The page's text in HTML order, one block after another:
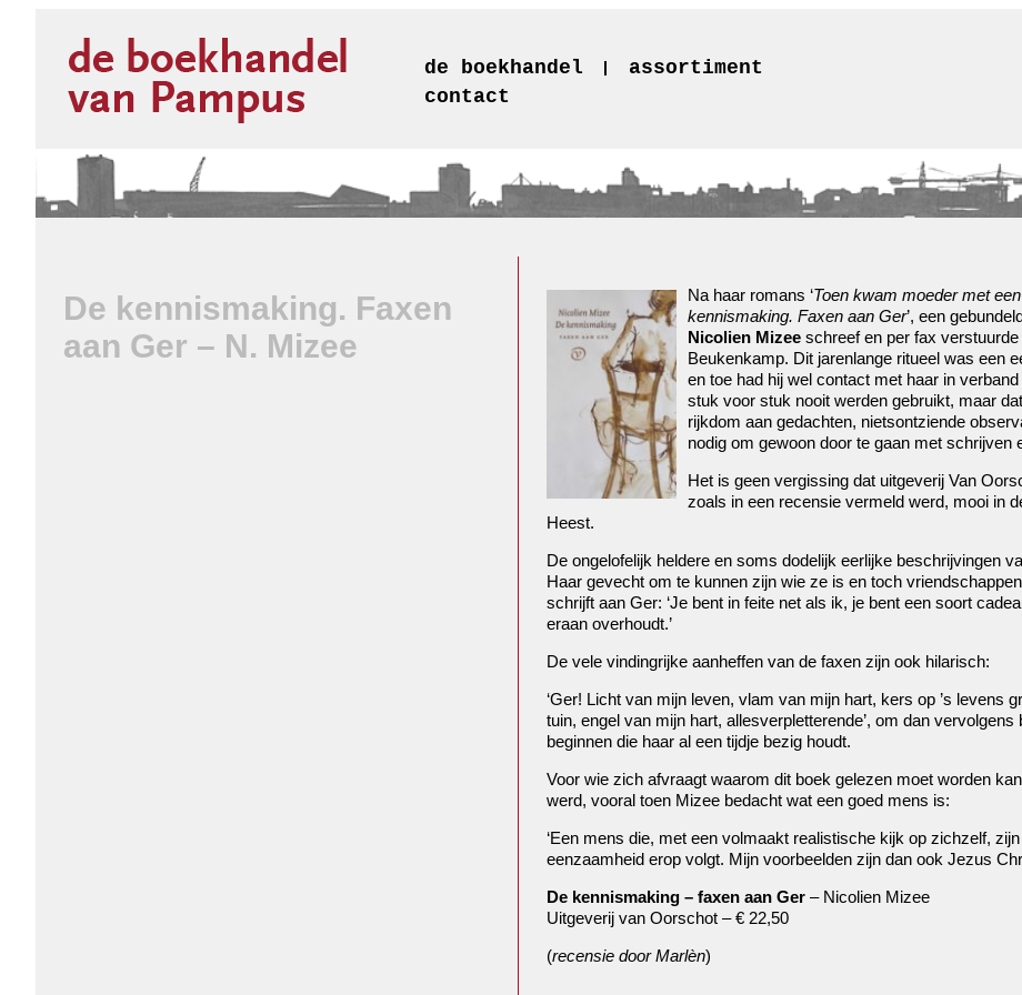
de boekhandel
assortiment
contact
De kennismaking. Faxen
aan Ger – N. Mizee
Na haar romans ‘Toen kwam moeder met
kennismaking. Faxen aan Ger’, een
Nicolien Mizee schreef en per fax
Beukenkamp. Dit jarenlange ritueel was een
en toe had hij wel contact met haar in
stuk voor stuk nooit werden gebruikt, maar
rijkdom aan gedachten, nietsontziende
nodig om gewoon door te gaan met schrijven
Het is geen vergissing dat uitgeverij Van
zoals in een recensie vermeld werd, mooi in
Heest.
De ongelofelijk heldere en soms dodelijk eerlijke beschrijvingen
Haar gevecht om te kunnen zijn wie ze is en toch
schrijft aan Ger: ‘Je bent in feite net als ik, je bent een soort
eraan overhoudt.’
De vele vindingrijke aanheffen van de faxen zijn ook hilarisch:
‘Ger! Licht van mijn leven, vlam van mijn hart, kers op ’s levens
tuin, engel van mijn hart, allesverpletterende’, om dan
beginnen die haar al een tijdje bezig houdt.
Voor wie zich afvraagt waarom dit boek gelezen moet worden
werd, vooral toen Mizee bedacht wat een goed mens is:
‘Een mens die, met een volmaakt realistische kijk op zichzelf,
eenzaamheid erop volgt. Mijn voorbeelden zijn dan ook Jezus
De kennismaking – faxen aan Ger – Nicolien Mizee
Uitgeverij van Oorschot – € 22,50
(recensie door Marlèn)